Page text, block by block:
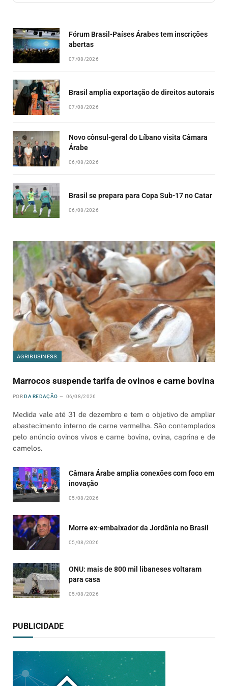
EPISODE
EPISODES
Fórum Brasil-Países Árabes tem inscrições
abertas
07/08/2026
Brasil amplia exportação de direitos autorais
07/08/2026
Novo cônsul-geral do Líbano visita Câmara
Árabe
06/08/2026
Brasil se prepara para Copa Sub-17 no Catar
06/08/2026
AGRIBUSINESS
Marrocos suspende tarifa de ovinos e carne bovina
POR DA REDAÇÃO 06/08/2026
Medida vale até 31 de dezembro e tem o objetivo de ampliar
abastecimento interno de carne vermelha. São contemplados
pelo anúncio ovinos vivos e carne bovina, ovina, caprina e de
camelos.
Câmara Árabe amplia conexões com foco em
inovação
05/08/2026
Morre ex-embaixador da Jordânia no Brasil
05/08/2026
ONU: mais de 800 mil libaneses voltaram
para casa
05/08/2026
PUBLICIDADE